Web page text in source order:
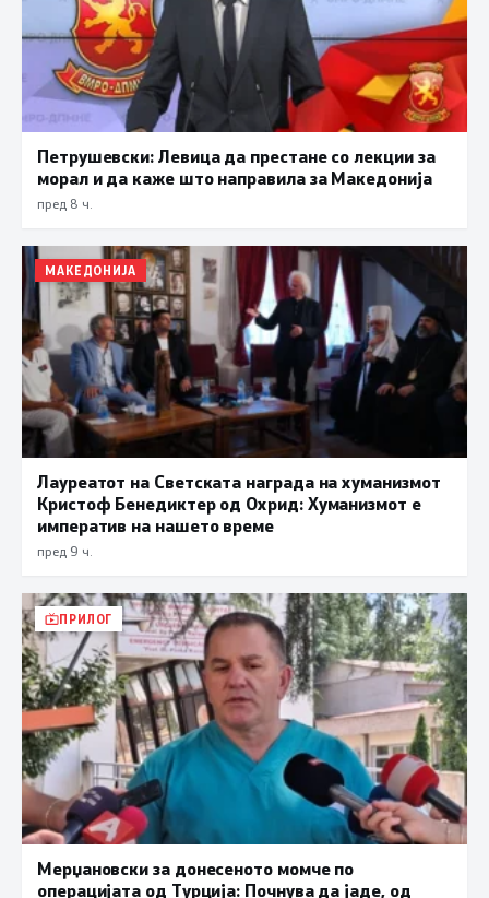
Петрушевски: Левица да престане со лекции за
морал и да каже што направила за Македонија
пред 8 ч.
МАКЕДОНИЈА
Лауреатот на Светската награда на хуманизмот
Кристоф Бенедиктер од Охрид: Хуманизмот е
императив на нашето време
пред 9 ч.
ПРИЛОГ
Мерџановски за донесеното момче по
операцијата од Турција: Почнува да јаде, од